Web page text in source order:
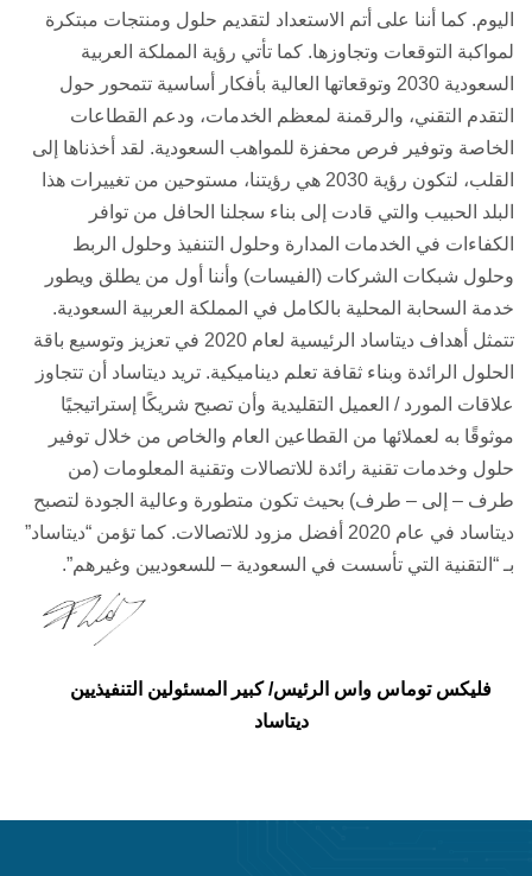
اليوم. كما أننا على أتم الاستعداد لتقديم حلول ومنتجات مبتكرة
لمواكبة التوقعات وتجاوزها. كما تأتي رؤية المملكة العربية
السعودية 2030 وتوقعاتها العالية بأفكار أساسية تتمحور حول
التقدم التقني، والرقمنة لمعظم الخدمات، ودعم القطاعات
الخاصة وتوفير فرص محفزة للمواهب السعودية. لقد أخذناها إلى
القلب، لتكون رؤية 2030 هي رؤيتنا، مستوحين من تغييرات هذا
البلد الحبيب والتي قادت إلى بناء سجلنا الحافل من توافر
الكفاءات في الخدمات المدارة وحلول التنفيذ وحلول الربط
وحلول شبكات الشركات (الفيسات) وأننا أول من يطلق ويطور
خدمة السحابة المحلية بالكامل في المملكة العربية السعودية.
تتمثل أهداف ديتاساد الرئيسية لعام 2020 في تعزيز وتوسيع باقة
الحلول الرائدة وبناء ثقافة تعلم ديناميكية. تريد ديتاساد أن تتجاوز
علاقات المورد / العميل التقليدية وأن تصبح شريكًا إستراتيجيًا
موثوقًا به لعملائها من القطاعين العام والخاص من خلال توفير
حلول وخدمات تقنية رائدة للاتصالات وتقنية المعلومات (من
طرف – إلى – طرف) بحيث تكون متطورة وعالية الجودة لتصبح
ديتاساد في عام 2020 أفضل مزود للاتصالات. كما تؤمن “ديتاساد”
بـ “التقنية التي تأسست في السعودية – للسعوديين وغيرهم”.
فليكس توماس واس الرئيس/ كبير المسئولين التنفيذيين
ديتاساد